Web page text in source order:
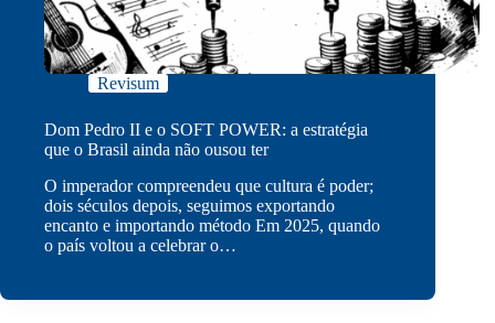
Revisum
Dom Pedro II e o SOFT POWER: a estratégia
que o Brasil ainda não ousou ter
O imperador compreendeu que cultura é poder;
dois séculos depois, seguimos exportando
encanto e importando método Em 2025, quando
o país voltou a celebrar o…